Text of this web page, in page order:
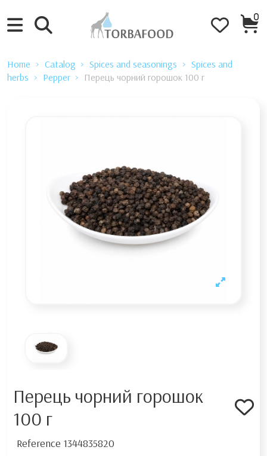
0
Home Catalog Spices and seasonings
Spices and
herbs
Pepper Перець чорний горошок 100 г
Перець чорний горошок
100 г
Reference 1344835820